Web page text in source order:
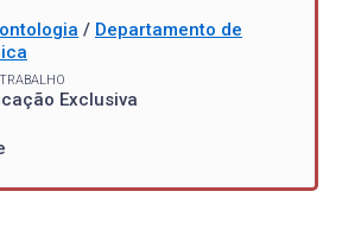
/ Departamento de
Exclusiva